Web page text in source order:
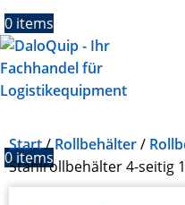
0 items
0items
Start Rollbehälter
Stahlrollbehälter 4-seitig